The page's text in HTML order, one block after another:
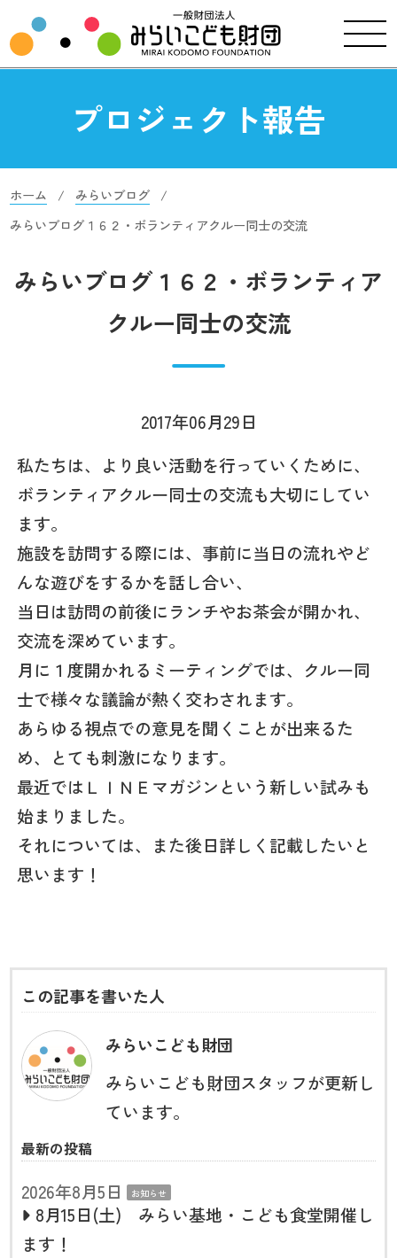
プロジェクト報告
ホーム
みらいブログ
みらいブログ１６２・ボランティアクルー同士の交流
みらいブログ１６２・ボランティア
クルー同士の交流
2017年06月29日
私たちは、より良い活動を行っていくために、
ボランティアクルー同士の交流も大切にしてい
ます。
施設を訪問する際には、事前に当日の流れやど
んな遊びをするかを話し合い、
当日は訪問の前後にランチやお茶会が開かれ、
交流を深めています。
月に１度開かれるミーティングでは、クルー同
士で様々な議論が熱く交わされます。
あらゆる視点での意見を聞くことが出来るた
め、とても刺激になります。
最近ではＬＩＮＥマガジンという新しい試みも
始まりました。
それについては、また後日詳しく記載したいと
思います！
この記事を書いた人
みらいこども財団
みらいこども財団スタッフが更新し
ています。
最新の投稿
2026年8月5日 お知らせ
8月15日(土) みらい基地・こども食堂開催し
ます！